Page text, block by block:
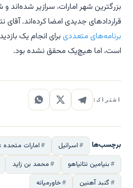
بزرگترین شهر امارات، سرازیر شده‌اند
قراردادهای جدیدی امضا کرده‌اند. آقای
برنامه‌های متعددی برای انجام یک
است، اما هیچ‌یک محقق نشده بود.
اشتراک:
برچسب‌ها اسرائیل امارات متحده
بنیامین نتانیاهو
محمد بن زاید
گنبد آهنین
خاورمیانه